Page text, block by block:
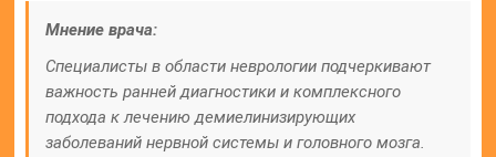
Мнение врача:
Специалисты в области неврологии подчеркивают
важность ранней диагностики и комплексного
подхода к лечению демиелинизирующих
заболеваний нервной системы и головного мозга.